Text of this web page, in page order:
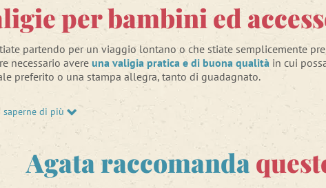
per bambini ed
partendo per un viaggio lontano o che stiate semplicemente
necessario avereuna valigia pratica e di buona qualità in cui
preferito o una stampa allegra, tanto di guadagnato.
bambino ama l'ordine nelle sue cose, anche quando si prepara
valigia in tessuto
con un bel motivo per bambini. Tutte le cose
in programma una grande vacanza con la famiglia? Cosa ne pensate
che diventerà un grande alleato per ogni vostro viaggio? Inoltre,
saperne di più
Agata raccomanda